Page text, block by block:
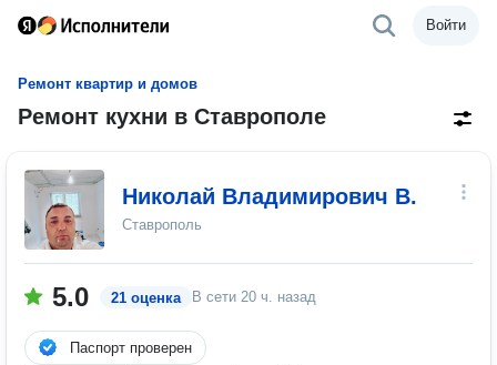
Войти
Ремонт квартир и домов
Ремонт кухни в Ставрополе
Николай Владимирович В.
Ставрополь
5.0 21 оценка В сети 20 ч. назад
Паспорт проверен